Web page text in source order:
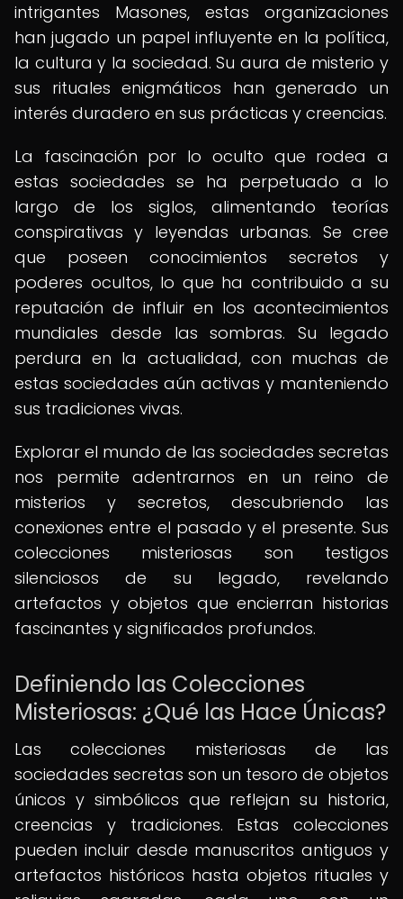
intrigantes Masones, estas organizaciones
han jugado un papel influyente en la política,
la cultura y la sociedad. Su aura de misterio y
sus rituales enigmáticos han generado un
interés duradero en sus prácticas y creencias.
La fascinación por lo oculto que rodea a
estas sociedades se ha perpetuado a lo
largo de los siglos, alimentando teorías
conspirativas y leyendas urbanas. Se cree
que poseen conocimientos secretos y
poderes ocultos, lo que ha contribuido a su
reputación de influir en los acontecimientos
mundiales desde las sombras. Su legado
perdura en la actualidad, con muchas de
estas sociedades aún activas y manteniendo
sus tradiciones vivas.
Explorar el mundo de las sociedades secretas
nos permite adentrarnos en un reino de
misterios y secretos, descubriendo las
conexiones entre el pasado y el presente. Sus
colecciones misteriosas son testigos
silenciosos de su legado, revelando
artefactos y objetos que encierran historias
fascinantes y significados profundos.
Definiendo las Colecciones
Misteriosas: ¿Qué las Hace Únicas?
Las colecciones misteriosas de las
sociedades secretas son un tesoro de objetos
únicos y simbólicos que reflejan su historia,
creencias y tradiciones. Estas colecciones
pueden incluir desde manuscritos antiguos y
artefactos históricos hasta objetos rituales y